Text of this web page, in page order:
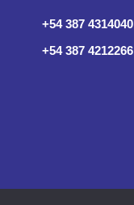
+54 387 4314040
+54 387 4212266